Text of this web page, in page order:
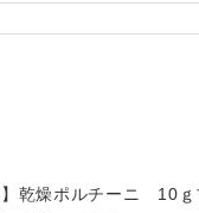
】乾燥ポルチーニ